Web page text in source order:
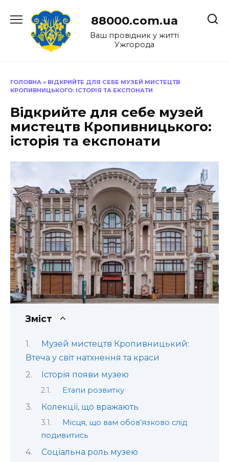
до
88000.com.ua
Ваш провідник у житті
Ужгорода
ГОЛОВНА » ВІДКРИЙТЕ ДЛЯ СЕБЕ МУЗЕЙ МИСТЕЦТВ
КРОПИВНИЦЬКОГО: ІСТОРІЯ ТА ЕКСПОНАТИ
Відкрийте для себе музей
мистецтв Кропивницького:
історія та експонати
Зміст
Музей мистецтв Кропивницький:
Втеча у світ натхнення та краси
Історія появи музею
Етапи розвитку
Колекції, що вражають
Місця, що вам обов’язково слід
подивитись
Соціальна роль музею